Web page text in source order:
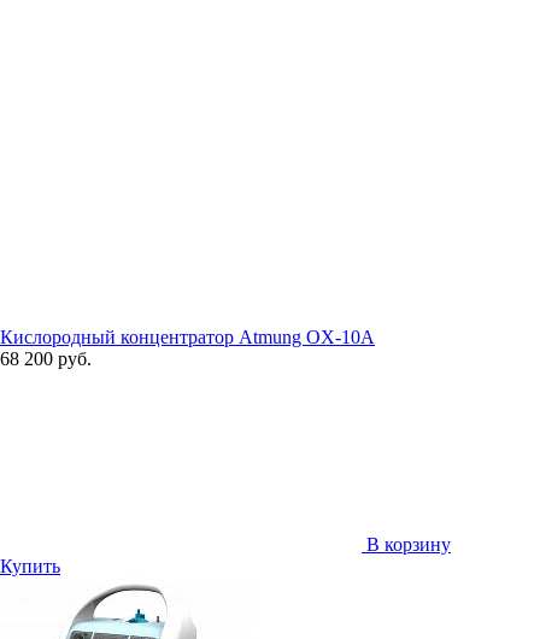
Кислородный концентратор Atmung OX-10A
68 200 руб.
В корзину
Купить